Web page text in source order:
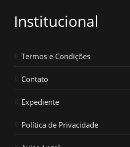
Institucional
Termos e Condições
Contato
Expediente
Política de Privacidade